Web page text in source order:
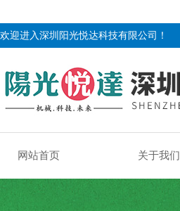
欢迎进入深圳阳光悦达科技有限公司！
网站首页 关于我们